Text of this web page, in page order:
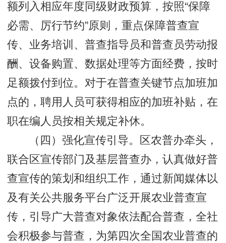
额列入相应年度同级财政预算，按照“保障
必需、厉行节约”原则，重点保障普查宣
传、业务培训、普查指导员和普查员劳动报
酬、设备购置、数据处理等方面经费，按时
足额拨付到位。对于在普查关键节点加班加
点的，聘用人员可获得相应的加班补贴，在
职在编人员按相关规定补休。
（四）强化宣传引导。区农普办牵头，
联合区宣传部门及基层普查办，认真做好普
查宣传的策划和组织工作，通过新闻媒体以
及有关公共服务平台广泛开展农业普查宣
传，引导广大普查对象依法配合普查，全社
会积极参与普查，为第四次全国农业普查的